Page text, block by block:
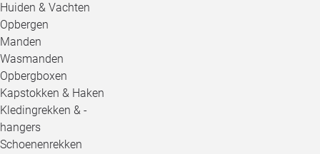
Huiden & Vachten
Opbergen
Manden
Wasmanden
Opbergboxen
Kapstokken & Haken
Kledingrekken & -
hangers
Schoenenrekken